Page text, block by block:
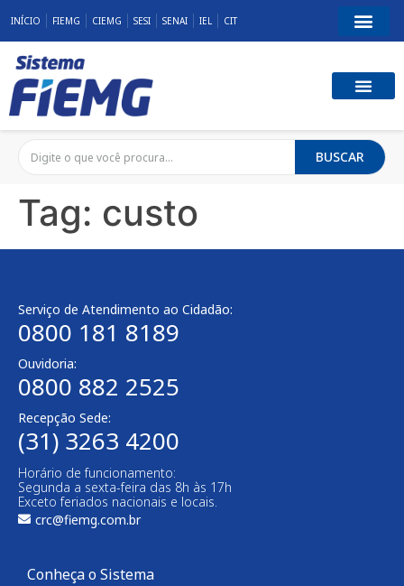
INÍCIO FIEMG CIEMG SESI SENAI IEL CIT
BUSCAR
Tag: custo
Serviço de Atendimento ao Cidadão:
0800 181 8189
Ouvidoria:
0800 882 2525​
Recepção Sede:
(31) 3263 4200
Horário de funcionamento:
Segunda a sexta-feira das 8h às 17h
Exceto feriados nacionais e locais.
crc@fiemg.com.br
Conheça o Sistema